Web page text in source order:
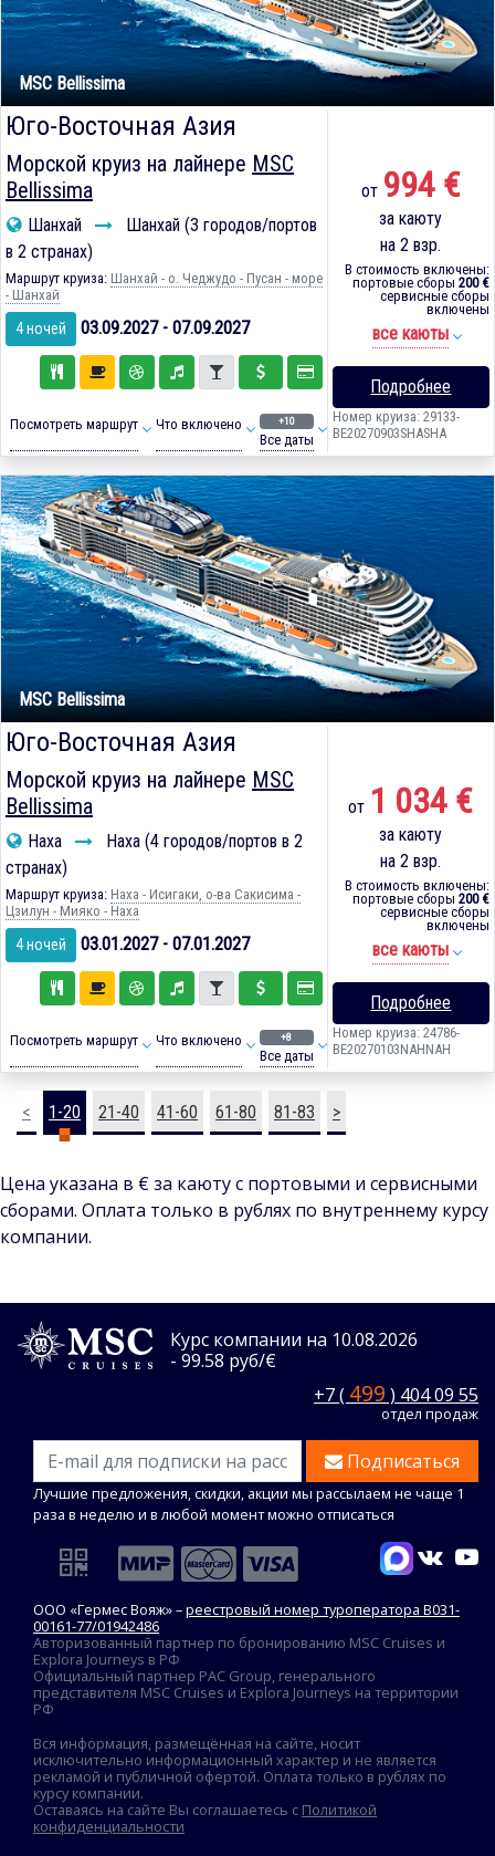
MSC Bellissima
Юго-Восточная Азия
Морской круиз на лайнере MSC
Bellissima
Шанхай
Шанхай (3 городов/портов
в 2 странах)
Маршрут круиза: Шанхай - о. Чеджудо - Пусан - море
- Шанхай
4 ночей 03.09.2027 - 07.09.2027
Посмотреть маршрут Что включено +10
Все даты
от 994 €
за каюту
на 2 взр.
В стоимость включены:
портовые сборы 200 €
сервисные сборы
включены
все каюты
Подробнее
Номер круиза: 29133-
BE20270903SHASHA
MSC Bellissima
Юго-Восточная Азия
Морской круиз на лайнере MSC
Bellissima
Наха
Наха (4 городов/портов в 2
странах)
Маршрут круиза: Наха - Исигаки, о-ва Сакисима -
Цзилун - Мияко - Наха
4 ночей 03.01.2027 - 07.01.2027
Посмотреть маршрут Что включено +8
Все даты
от 1 034 €
за каюту
на 2 взр.
В стоимость включены:
портовые сборы 200 €
сервисные сборы
включены
все каюты
Подробнее
Номер круиза: 24786-
BE20270103NAHNAH
< 1-20 21-40 41-60 61-80 81-83 >
Цена указана в € за каюту с портовыми и сервисными
сборами. Оплата только в рублях по внутреннему курсу
компании.
Курс компании на 10.08.2026
- 99.58 руб/€
+7 ( 499 ) 404 09 55
отдел продаж
Подписаться
Лучшие предложения, скидки, акции мы рассылаем не чаще 1
раза в неделю и в любой момент можно отписаться
ООО «Гермес Вояж» –реестровый номер туроператора В031-
00161-77/01942486
Авторизованный партнер по бронированию MSC Cruises и
Explora Journeys в РФ
Официальный партнер PAC Group, генерального
представителя MSC Cruises и Explora Journeys на территории
РФ
Вся информация, размещённая на сайте, носит
исключительно информационный характер и не является
рекламой и публичной офертой. Оплата только в рублях по
курсу компании.
Оставаясь на сайте Вы соглашаетесь с Политикой
конфиденциальности